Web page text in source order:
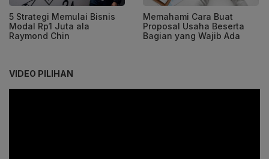
5 Strategi Memulai Bisnis
Modal Rp1 Juta ala
Raymond Chin
Memahami Cara Buat
Proposal Usaha Beserta
Bagian yang Wajib Ada
VIDEO PILIHAN